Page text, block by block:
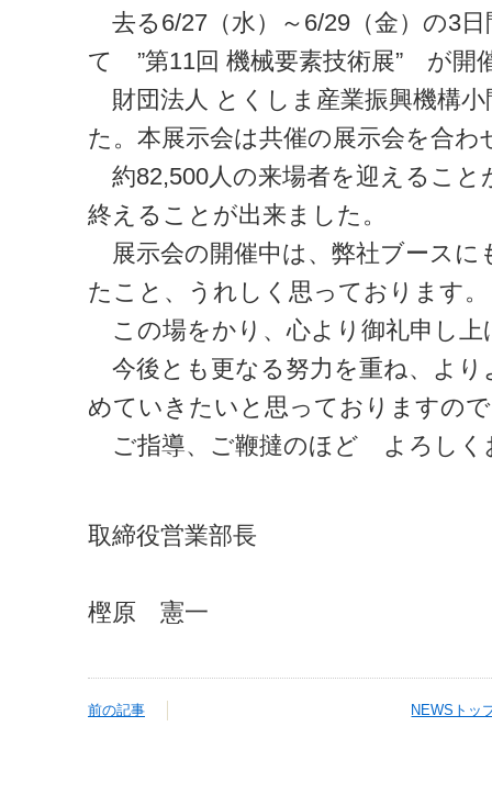
去る6/27（水）～6/29（金）の3
て ”第11回 機械要素技術展” が開
財団法人 とくしま産業振興機構
た。本展示会は共催の展示会を合わ
約82,500人の来場者を迎えること
終えることが出来ました。
展示会の開催中は、弊社ブースに
たこと、うれしく思っております。
この場をかり、心より御礼申し上
今後とも更なる努力を重ね、より
めていきたいと思っておりますの
ご指導、ご鞭撻のほど よろしく
取締役営業部長
樫原 憲一
前の記事 NEWSトッ